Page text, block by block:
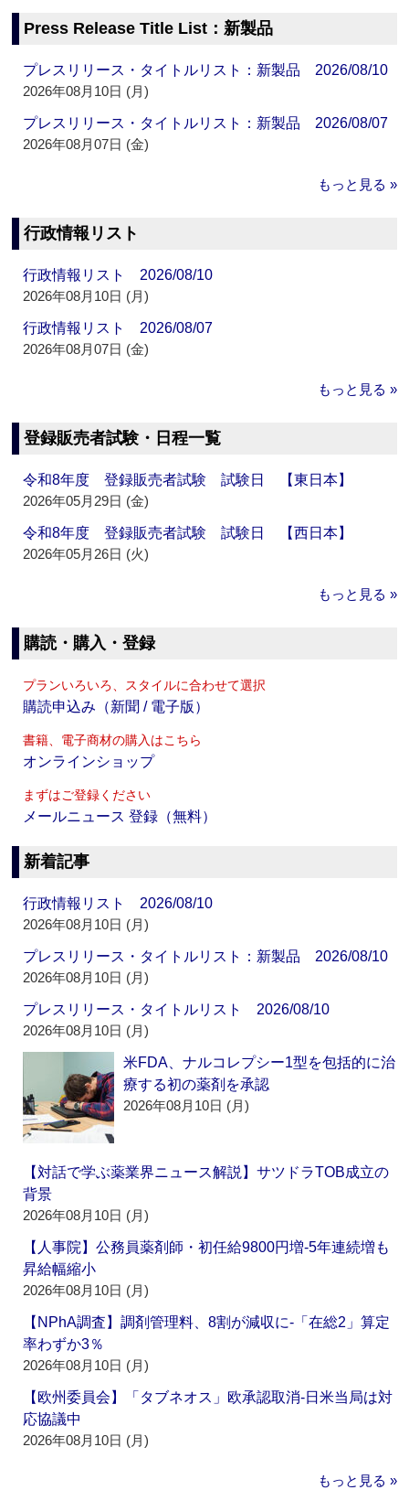
Press Release Title List：新製品
プレスリリース・タイトルリスト：新製品 2026/08/10
2026年08月10日 (月)
プレスリリース・タイトルリスト：新製品 2026/08/07
2026年08月07日 (金)
もっと見る »
行政情報リスト
行政情報リスト 2026/08/10
2026年08月10日 (月)
行政情報リスト 2026/08/07
2026年08月07日 (金)
もっと見る »
登録販売者試験・日程一覧
令和8年度 登録販売者試験 試験日 【東日本】
2026年05月29日 (金)
令和8年度 登録販売者試験 試験日 【西日本】
2026年05月26日 (火)
もっと見る »
購読・購入・登録
プランいろいろ、スタイルに合わせて選択
購読申込み（新聞 / 電子版）
書籍、電子商材の購入はこちら
オンラインショップ
まずはご登録ください
メールニュース 登録（無料）
新着記事
行政情報リスト 2026/08/10
2026年08月10日 (月)
プレスリリース・タイトルリスト：新製品 2026/08/10
2026年08月10日 (月)
プレスリリース・タイトルリスト 2026/08/10
2026年08月10日 (月)
米FDA、ナルコレプシー1型を包括的に治
療する初の薬剤を承認
2026年08月10日 (月)
【対話で学ぶ薬業界ニュース解説】サツドラTOB成立の
背景
2026年08月10日 (月)
【人事院】公務員薬剤師・初任給9800円増‐5年連続増も
昇給幅縮小
2026年08月10日 (月)
【NPhA調査】調剤管理料、8割が減収に‐「在総2」算定
率わずか3％
2026年08月10日 (月)
【欧州委員会】「タブネオス」欧承認取消‐日米当局は対
応協議中
2026年08月10日 (月)
もっと見る »